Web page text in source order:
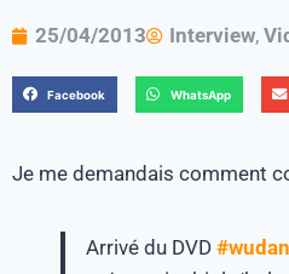
25/04/2013 Interview,
Facebook WhatsApp
Je me demandais comment
Arrivé du DVD